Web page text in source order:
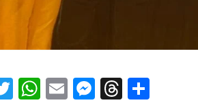
Twitter
WhatsApp
EmailMessenger
Threads